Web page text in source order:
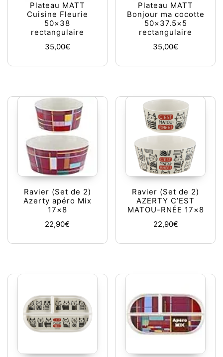
Plateau MATT
Cuisine Fleurie
50×38
rectangulaire
35,00€
Plateau MATT
Bonjour ma cocotte
50×37.5×5
rectangulaire
35,00€
Ravier (Set de 2)
Azerty apéro Mix
17×8
22,90€
Ravier (Set de 2)
AZERTY C’EST
MATOU-RNÉE 17×8
22,90€